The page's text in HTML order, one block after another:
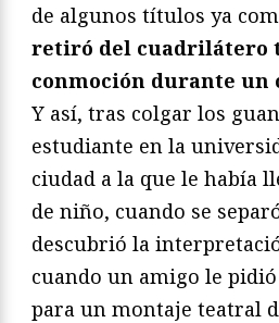
de algunos títulos ya
retiró del cuadrilátero
conmoción durante un
Y así, tras colgar los
estudiante en la
ciudad a la que le había
de niño, cuando se
descubrió la
cuando un amigo le
para un montaje teatral